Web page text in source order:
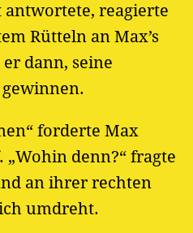
reagierte
Rütteln an Max’s
dann, seine
forderte Max
„Wohin denn?“ fragte
an ihrer rechten
umdreht.